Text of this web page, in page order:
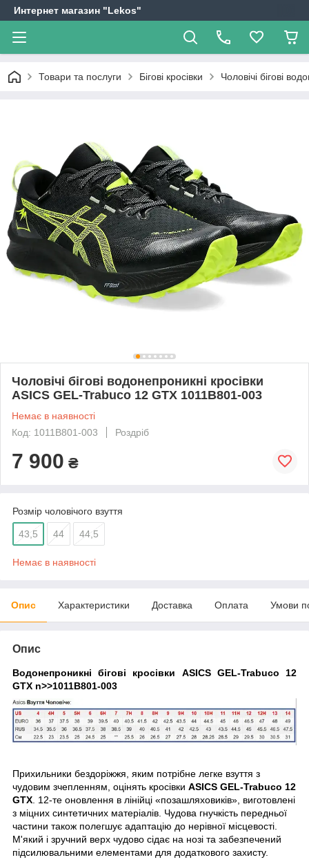
Интернет магазин "Lekos"
Товари та послуги Бігові кросівки Чоловічі бігові
Чоловічі бігові водонепроникні кросівки
ASICS GEL-Trabuco 12 GTX 1011B801-003
Немає в наявності
Код: 1011B801-003
Роздріб
7 900 ₴
Розмір чоловічого взуття
43,5 44 44,5
Немає в наявності
Опис Характеристики Доставка Оплата Умови
Опис
Водонепроникні бігові кросівки ASICS GEL-Trabuco 12
GTX n>>1011B801-003
Прихильники бездоріжжя, яким потрібне легке взуття з
чудовим зчепленням, оцінять кросівки ASICS GEL-Trabuco 12
GTX . 12-те оновлення в лінійці «позашляховиків», виготовлені
з міцних синтетичних матеріалів. Чудова гнучкість передньої
частини також полегшує адаптацію до нерівної місцевості.
М'який і зручний верх чудово сідає на нозі та забезпечений
підсилювальними елементами для додаткового захисту.